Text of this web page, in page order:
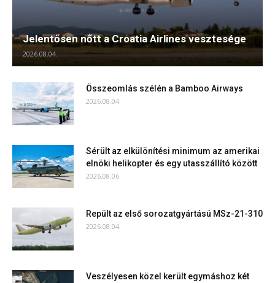
Jelentősen nőtt a Croatia Airlines vesztesége
2026.08.04.
Összeomlás szélén a Bamboo Airways
2026.08.04.
Sérült az elkülönítési minimum az amerikai
elnöki helikopter és egy utasszállító között
2026.08.06.
Repült az első sorozatgyártású MSz-21-310
2026.08.04.
Veszélyesen közel került egymáshoz két